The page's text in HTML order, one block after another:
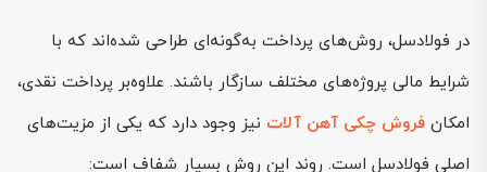
در فولادسل، روش‌های پرداخت به‌گونه‌ای طراحی شده‌اند که با
شرایط مالی پروژه‌های مختلف سازگار باشند. علاوه‌بر پرداخت نقدی،
امکان فروش چکی آهن آلات نیز وجود دارد که یکی از مزیت‌های
اصلی فولادسل است. روند این روش بسیار شفاف است: